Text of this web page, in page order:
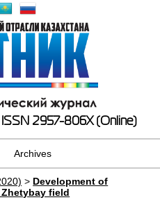
ISSN 2957-806X (Online)
Archives
> Development of
field